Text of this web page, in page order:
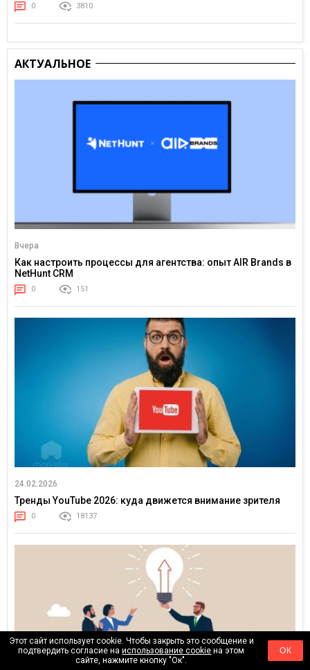
0 3810
АКТУАЛЬНОЕ
Вчера
Как настроить процессы для агентства: опыт AIR Brands в
NetHunt CRM
0 151
24.02.2026
Тренды YouTube 2026: куда движется внимание зрителя
0 18137
Этот сайт использует cookie. Чтобы закрыть это сообщение и
подтвердить согласие наиспользование cookie на этом
сайте, нажмите кнопку "Ок".
ОК